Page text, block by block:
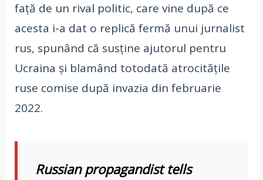
faţă de un rival politic, care vine după ce
acesta i-a dat o replică fermă unui jurnalist
rus, spunând că susţine ajutorul pentru
Ucraina şi blamând totodată atrocităţile
ruse comise după invazia din februarie
2022.
Russian propagandist tells